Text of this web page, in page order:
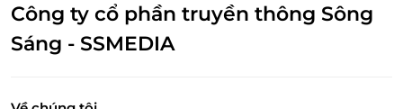
Công ty cổ phần truyền thông Sông
Sáng - SSMEDIA